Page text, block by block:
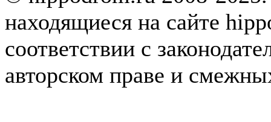
находящиеся на сайте
соответствии с
авторском праве и